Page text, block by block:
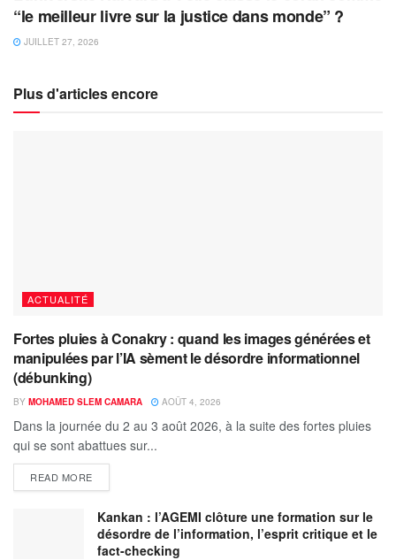
“le meilleur livre sur la justice dans monde” ?
JUILLET 27, 2026
Plus d'articles encore
ACTUALITÉ
Fortes pluies à Conakry : quand les images générées et
manipulées par l’IA sèment le désordre informationnel
(débunking)
BY MOHAMED SLEM CAMARA AOÛT 4, 2026
Dans la journée du 2 au 3 août 2026, à la suite des fortes pluies
qui se sont abattues sur...
READ MORE
Kankan : l’AGEMI clôture une formation sur le
désordre de l’information, l’esprit critique et le
fact-checking